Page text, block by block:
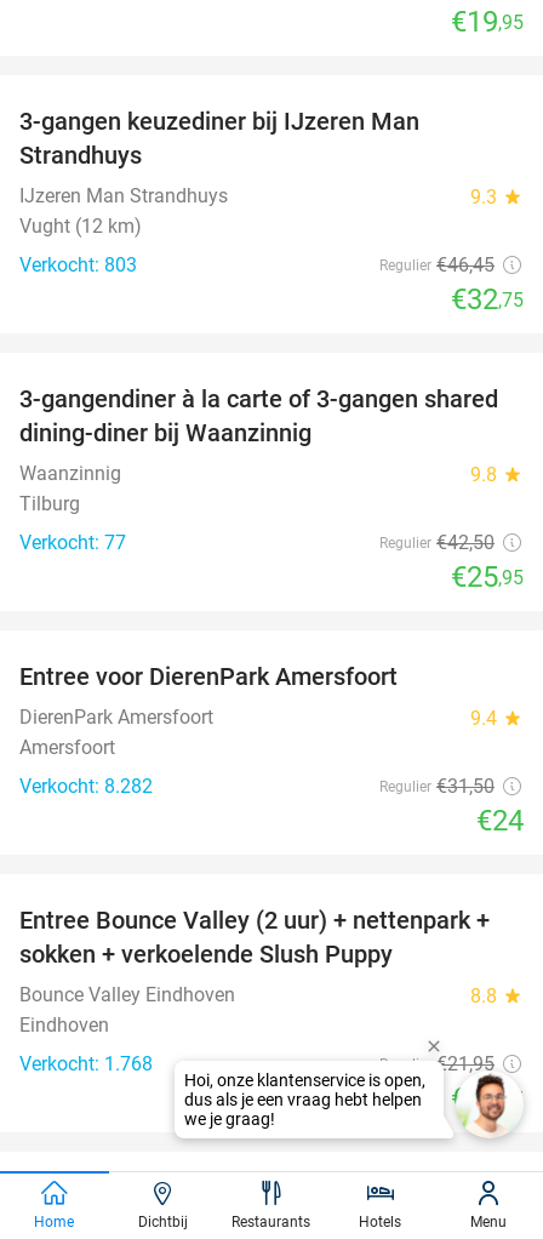
€19,95
3-gangen keuzediner bij IJzeren Man
Strandhuys
IJzeren Man Strandhuys 9.3 star
Vught (12 km)
Verkocht: 803
Regulier €46,45
€32,75
39%
3-gangendiner à la carte of 3-gangen shared
dining-diner bij Waanzinnig
Waanzinnig 9.8 star
Tilburg
Verkocht: 77
Regulier €42,50
€25,95
Entree voor DierenPark Amersfoort
DierenPark Amersfoort 9.4 star
Amersfoort
Verkocht: 8.282
Regulier €31,50
€24
46%
Entree Bounce Valley (2 uur) + nettenpark +
sokken + verkoelende Slush Puppy
Bounce Valley Eindhoven 8.8 star
Eindhoven
Verkocht: 1.768
Regulier €21,95
€11,95
40%
favorite_border
2-gangen keuzediner bij De Beren in Tilburg
Home Dichtbij Restaurants Hotels Menu